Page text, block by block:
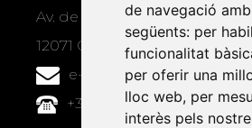
de navegació
següents: per
funcionalitat
per oferir una
lloc web, per
interès pels
Av. de Vicent Sos Baynat, s/n
12071 Castelló de la Plana
e-buc@vives.org
+34 964 72 89 93